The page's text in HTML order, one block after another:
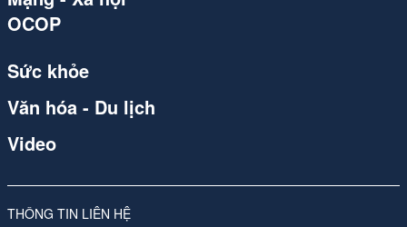
THÔNG TIN LIÊN HỆ
OCOP
Sức khỏe
Văn hóa - Du lịch
Video